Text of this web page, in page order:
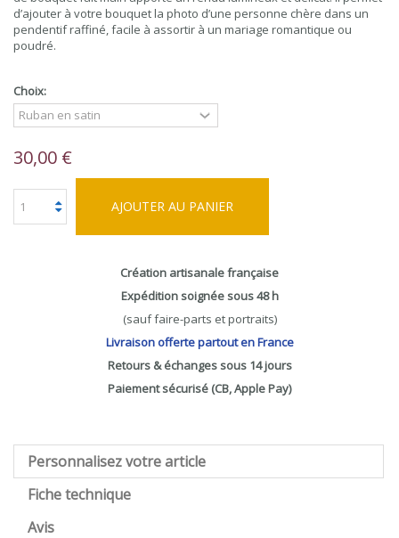
d’ajouter à votre bouquet la photo d’une personne chère dans un
pendentif raffiné, facile à assortir à un mariage romantique ou
poudré.
Choix:
30,00 €
AJOUTER AU PANIER
Création artisanale française
Expédition soignée sous 48 h
(sauf faire-parts et portraits)
Livraison offerte partout en France
Retours & échanges sous 14 jours
Paiement sécurisé (CB, Apple Pay)
Personnalisez votre article
Fiche technique
Avis